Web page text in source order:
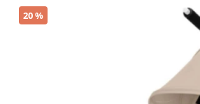
20
Cybex Libelle 2026 Resevagn Almond Beige